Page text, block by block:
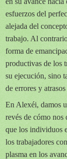
esfuerzos del
alejada del
trabajo. Al
forma de
productivas de los
su ejecución, sino
de errores y
En Alexéi, damos
revés de cómo nos
que los individuos
los trabajadores
plasma en los